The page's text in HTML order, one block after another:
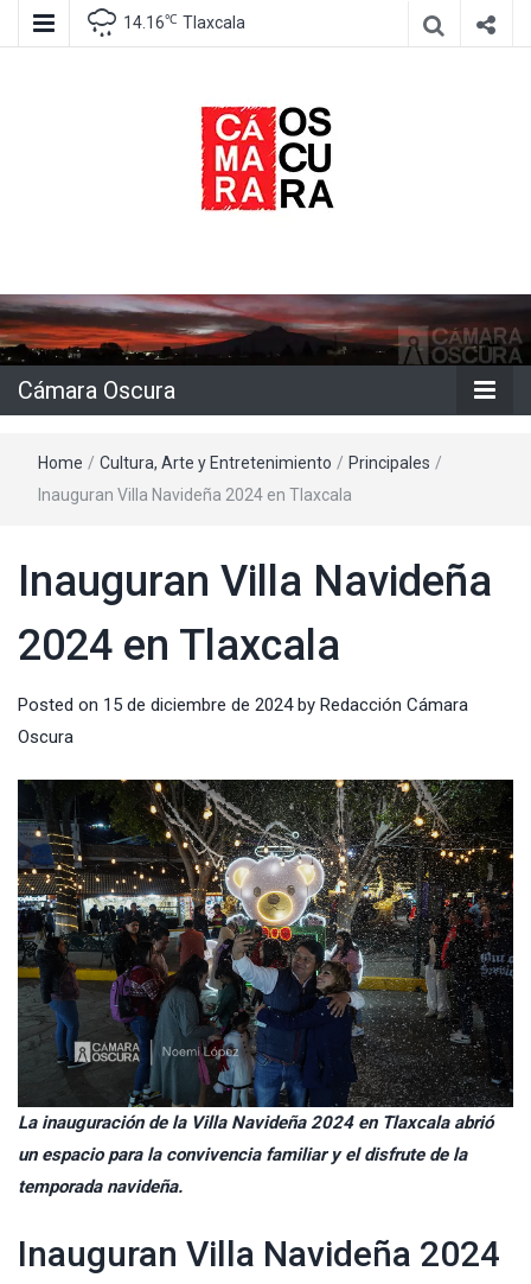
14.16℃ Tlaxcala
Cámara
Oscura
Cámara Oscura
Home / Cultura, Arte y Entretenimiento / Principales /
Inauguran Villa Navideña 2024 en Tlaxcala
Inauguran Villa Navideña
2024 en Tlaxcala
Posted on 15 de diciembre de 2024by Redacción Cámara
Oscura
La inauguración de la Villa Navideña 2024 en Tlaxcala abrió
un espacio para la convivencia familiar y el disfrute de la
temporada navideña.
Inauguran Villa Navideña 2024